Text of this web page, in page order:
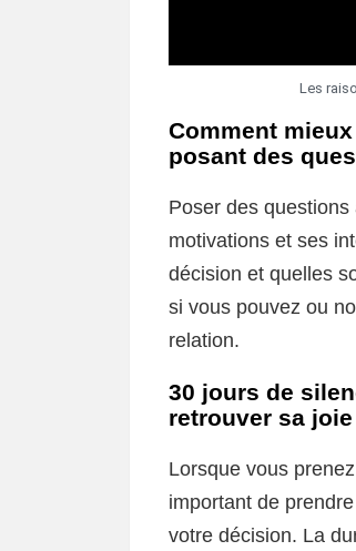
Les
Comment
posant des
Poser des
motivations et ses
décision et quelles
si vous pouvez ou
relation.
30 jours de
retrouver sa
Lorsque vous
important de
votre décision. La